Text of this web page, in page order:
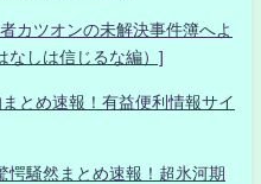
カツオンの未解決事件簿へよ
なしは信じるな編）]
め速報！有益便利情報サイ
愕騒然まとめ速報！超氷河期